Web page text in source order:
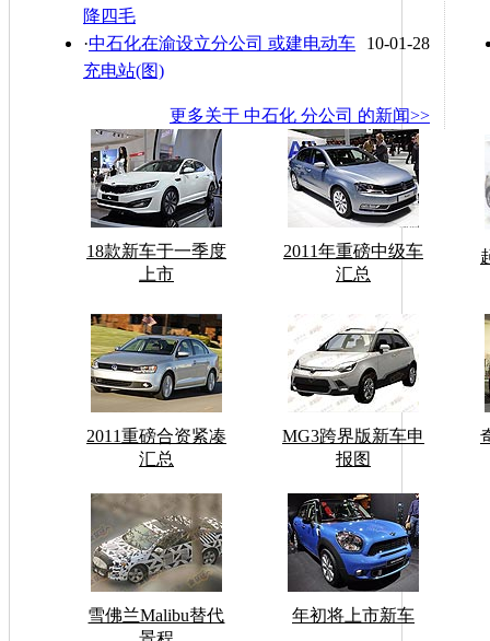
降四毛
10-01-28
·中石化在渝设立分公司 或建电动车
充电站(图)
更多关于 中石化 分公司 的新闻>>
18款新车于一季度
上市
2011年重磅中级车
汇总
2011重磅合资紧凑
汇总
MG3跨界版新车申
报图
雪佛兰Malibu替代
年初将上市新车